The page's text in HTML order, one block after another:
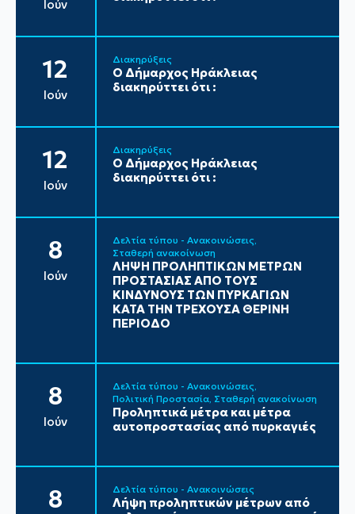
Ιούν
12
Ιούν
Διακηρύξεις
Ο Δήμαρχος Ηράκλειας
διακηρύττει ότι :
12
Ιούν
Διακηρύξεις
Ο Δήμαρχος Ηράκλειας
διακηρύττει ότι :
8
Ιούν
Δελτία τύπου - Ανακοινώσεις
Σταθερή ανακοίνωση
ΛΗΨΗ ΠΡΟΛΗΠΤΙΚΩΝ ΜΕΤΡΩΝ
ΠΡΟΣΤΑΣΙΑΣ ΑΠΟ ΤΟΥΣ
ΚΙΝΔΥΝΟΥΣ ΤΩΝ ΠΥΡΚΑΓΙΩΝ
ΚΑΤΑ ΤΗΝ ΤΡΕΧΟΥΣΑ ΘΕΡΙΝΗ
ΠΕΡΙΟΔΟ
8
Ιούν
Δελτία τύπου - Ανακοινώσεις
Πολιτική Προστασία Σταθερή ανακοίνωση
Προληπτικά μέτρα και μέτρα
αυτοπροστασίας από πυρκαγιές
8 Δελτία τύπου - Ανακοινώσεις
Λήψη προληπτικών μέτρων από